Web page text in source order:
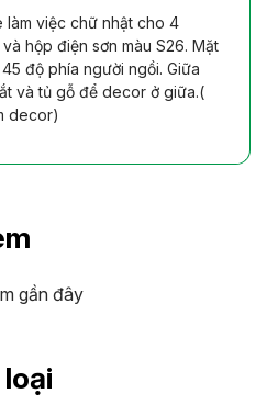
làm việc chữ nhật cho 4
hộp điện sơn màu S26. Mặt
độ phía người ngồi. Giữa
và tủ gỗ để decor ở giữa.(
decor)
gần đây